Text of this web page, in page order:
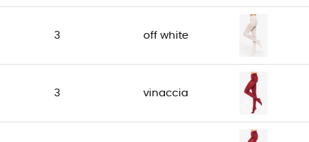
3 off white
3 vinaccia